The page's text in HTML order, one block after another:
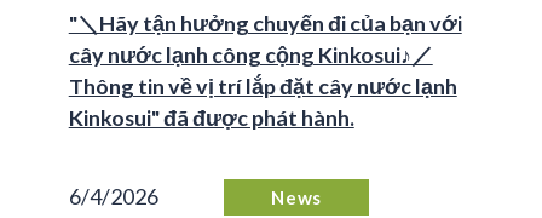
"＼Hãy tận hưởng chuyến đi của bạn với
cây nước lạnh công cộng Kinkosui♪／
Thông tin về vị trí lắp đặt cây nước lạnh
Kinkosui" đã được phát hành.
6/4/2026 News